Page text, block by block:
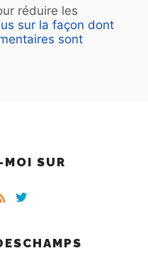
réduire les
sur la façon dont
sont
MOI SUR